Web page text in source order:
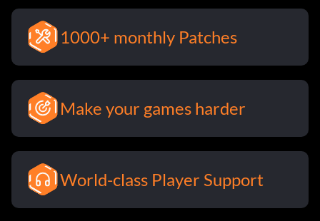
1000+ monthly Patches
Make your games harder
World-class Player Support